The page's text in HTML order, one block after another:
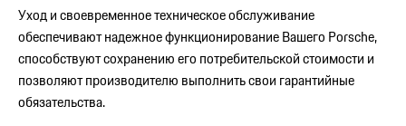
Уход и своевременное техническое обслуживание
обеспечивают надежное функционирование Вашего Porsche,
способствуют сохранению его потребительской стоимости и
позволяют производителю выполнить свои гарантийные
обязательства.